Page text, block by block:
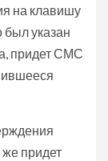
на клавишу
был указан
придет СМС
придет